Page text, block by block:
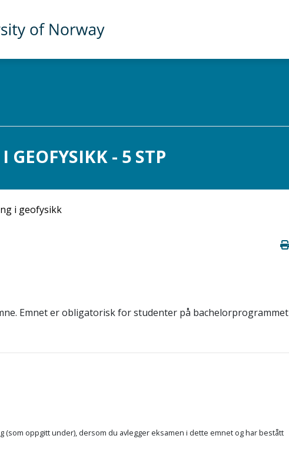
- 5 STP
i geofysikk
Emnet er obligatorisk for studenter på bachelorprogrammet
(som oppgitt under), dersom du avlegger eksamen i dette emnet og har bestått